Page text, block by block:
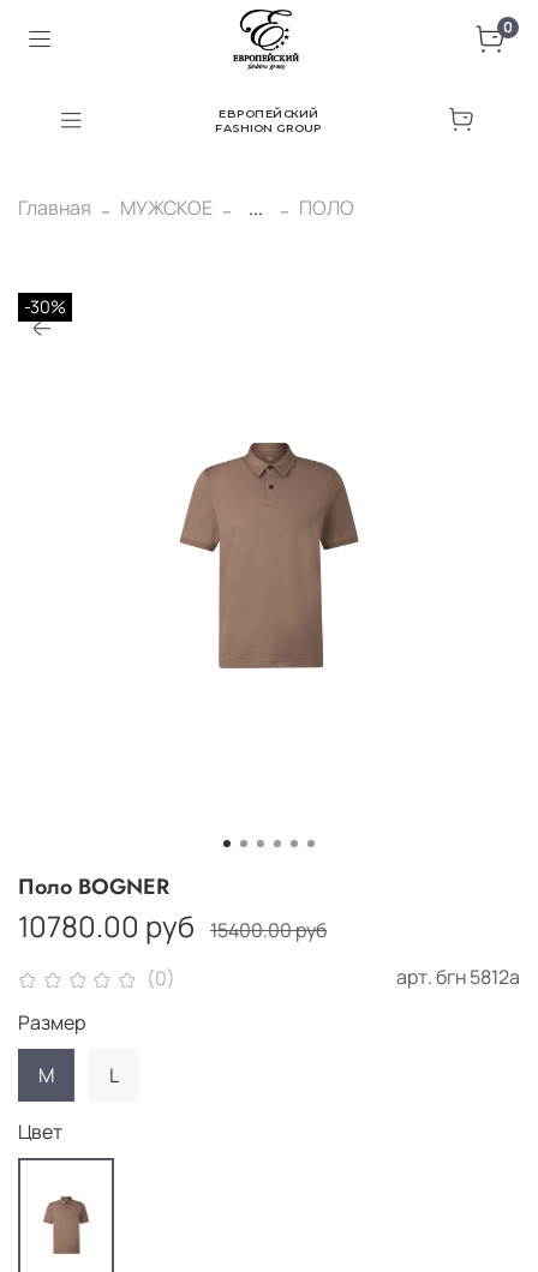
0
ЕВРОПЕЙСКИЙ
FASHION GROUP
Главная МУЖСКОЕ ... ПОЛО
-30%
(0) арт.бгн 5812а
Поло BOGNER
10780.00 руб 15400.00 руб
Размер
M
L
Цвет